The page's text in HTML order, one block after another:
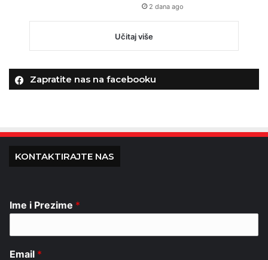
2 dana ago
Učitaj više
Zapratite nas na facebooku
KONTAKTIRAJTE NAS
Ime i Prezime *
Email *